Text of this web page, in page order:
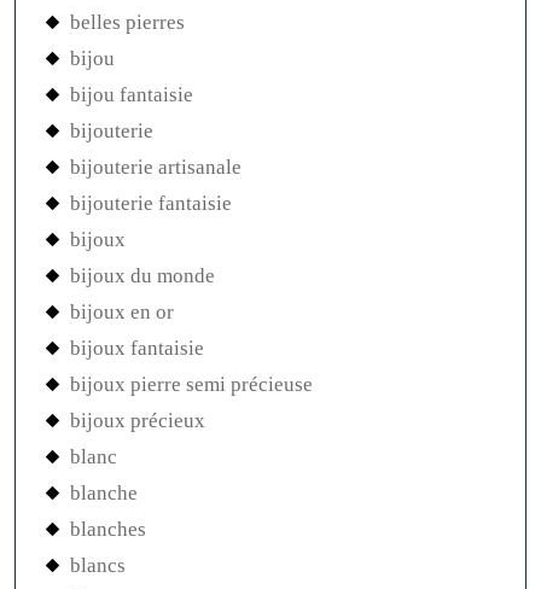
belles pierres
bijou
bijou fantaisie
bijouterie
bijouterie artisanale
bijouterie fantaisie
bijoux
bijoux du monde
bijoux en or
bijoux fantaisie
bijoux pierre semi précieuse
bijoux précieux
blanc
blanche
blanches
blancs